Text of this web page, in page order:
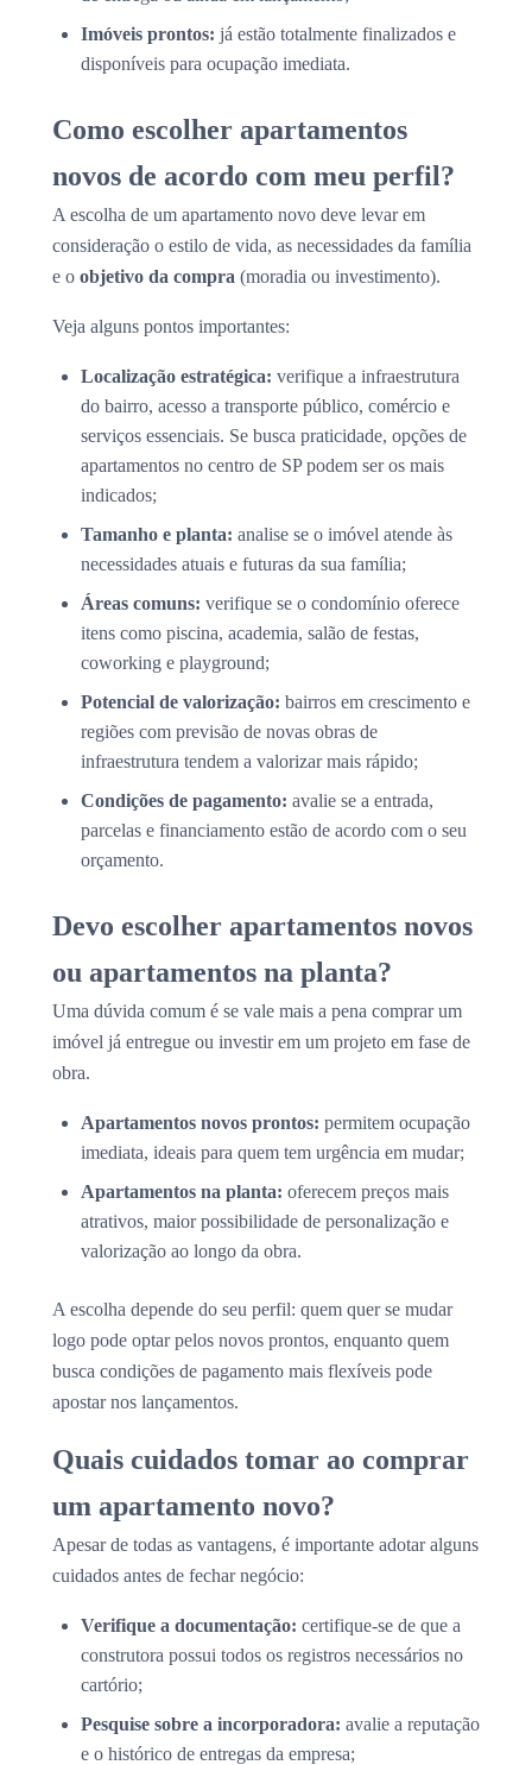
Imóveis prontos: já estão totalmente finalizados e
disponíveis para ocupação imediata.
Como escolher apartamentos
novos de acordo com meu perfil?
A escolha de um apartamento novo deve levar em
consideração o estilo de vida, as necessidades da família
e o objetivo da compra (moradia ou investimento).
Veja alguns pontos importantes:
Localização estratégica: verifique a infraestrutura
do bairro, acesso a transporte público, comércio e
serviços essenciais. Se busca praticidade, opções de
apartamentos no centro de SP podem ser os mais
indicados;
Tamanho e planta: analise se o imóvel atende às
necessidades atuais e futuras da sua família;
Áreas comuns: verifique se o condomínio oferece
itens como piscina, academia, salão de festas,
coworking e playground;
Potencial de valorização: bairros em crescimento e
regiões com previsão de novas obras de
infraestrutura tendem a valorizar mais rápido;
Condições de pagamento: avalie se a entrada,
parcelas e financiamento estão de acordo com o seu
orçamento.
Devo escolher apartamentos novos
ou apartamentos na planta?
Uma dúvida comum é se vale mais a pena comprar um
imóvel já entregue ou investir em um projeto em fase de
obra.
Apartamentos novos prontos: permitem ocupação
imediata, ideais para quem tem urgência em mudar;
Apartamentos na planta: oferecem preços mais
atrativos, maior possibilidade de personalização e
valorização ao longo da obra.
A escolha depende do seu perfil: quem quer se mudar
logo pode optar pelos novos prontos, enquanto quem
busca condições de pagamento mais flexíveis pode
apostar nos lançamentos.
Quais cuidados tomar ao comprar
um apartamento novo?
Apesar de todas as vantagens, é importante adotar alguns
cuidados antes de fechar negócio:
Verifique a documentação: certifique-se de que a
construtora possui todos os registros necessários no
cartório;
Pesquise sobre a incorporadora: avalie a reputação
e o histórico de entregas da empresa;